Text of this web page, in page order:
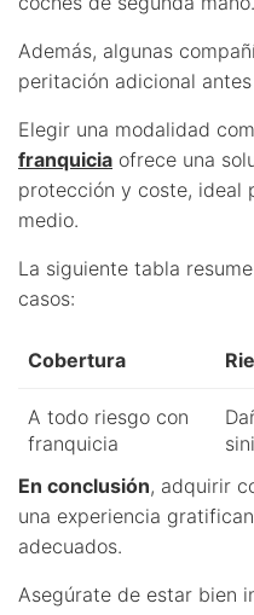
Además, algunas
peritación adicional
Elegir una modalidad
franquicia ofrece una
protección y coste, ideal
medio.
La siguiente tabla
casos:
Cobertura
A todo riesgo con
franquicia
En conclusión, adquirir
una experiencia
adecuados.
Asegúrate de estar bien